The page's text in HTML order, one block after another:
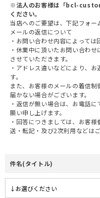
※法人のお客様は「bcl-
ください。
当店へのご要望は、下記フォー
メールの返信について
・お問い合わせ内容によっては
・休業中に頂いたお問い合わ
させていただきます。
・アドレス違いなどにより、
す。
また、お客様のメールの着信
届かない場合がございます。
・返信が無い場合は、お電話
願い申し上げます。
・回答につきましては、お客
送・転記・及び2次利用などは
件名(タイトル)